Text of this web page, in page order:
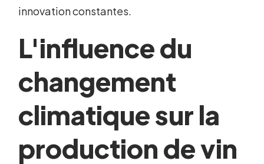
innovation constantes.
L'influence du
changement
climatique sur la
production de vin